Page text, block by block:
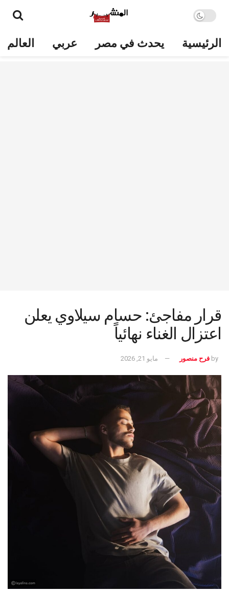
الرئيسية يحدث في مصر عربي العالم
قرار مفاجئ: حسام سيلاوي يعلن
اعتزال الغناء نهائياً
by فرح منصور مايو 21, 2026